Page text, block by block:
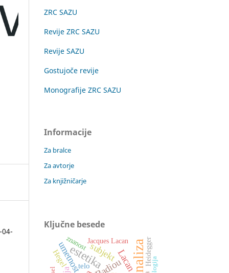
ZRC SAZU
Revije ZRC SAZU
Revije SAZU
Gostujoče revije
Monografije ZRC SAZU
Informacije
Za bralce
Za avtorje
Za knjižničarje
Ključne besede
estetikaBadiouLacan
umetnost subjekt
telo
Hegel
znanostJacques Lacan Heidegger